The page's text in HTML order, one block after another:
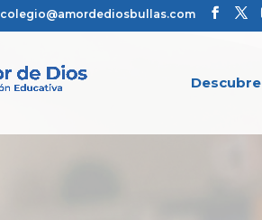
colegio@amordediosbullas.com
Descubre